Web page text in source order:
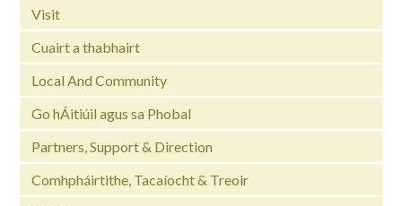
Visit
Cuairt a thabhairt
Local And Community
Go hÁitiúil agus sa Phobal
Partners, Support & Direction
Comhpháirtithe, Tacaíocht & Treoir